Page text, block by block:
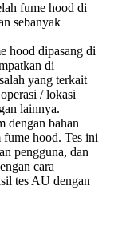
fume hood di
sebanyak
hood dipasang di
di
yang terkait
/ lokasi
lainnya.
dengan bahan
fume hood. Tes ini
pengguna, dan
cara
tes AU dengan